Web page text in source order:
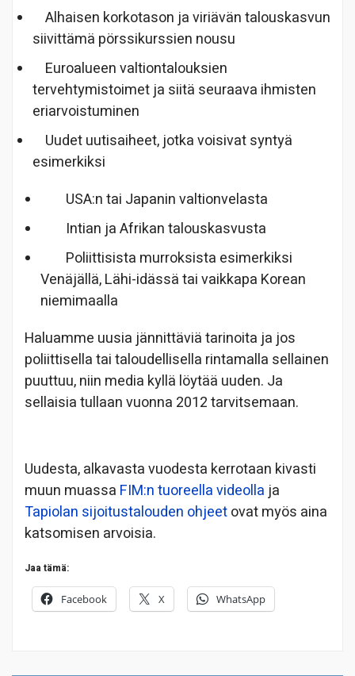
Alhaisen korkotason ja viriävän talouskasvun
siivittämä pörssikurssien nousu
Euroalueen valtiontalouksien
tervehtymistoimet ja siitä seuraava ihmisten
eriarvoistuminen
Uudet uutisaiheet, jotka voisivat syntyä
esimerkiksi
USA:n tai Japanin valtionvelasta
Intian ja Afrikan talouskasvusta
Poliittisista murroksista esimerkiksi
Venäjällä, Lähi-idässä tai vaikkapa Korean
niemimaalla
Haluamme uusia jännittäviä tarinoita ja jos
poliittisella tai taloudellisella rintamalla sellainen
puuttuu, niin media kyllä löytää uuden. Ja
sellaisia tullaan vuonna 2012 tarvitsemaan.
Uudesta, alkavasta vuodesta kerrotaan kivasti
muun muassa FIM:n tuoreella videolla ja
Tapiolan sijoitustalouden ohjeetovat myös aina
katsomisen arvoisia.
Jaa tämä:
Facebook X WhatsApp